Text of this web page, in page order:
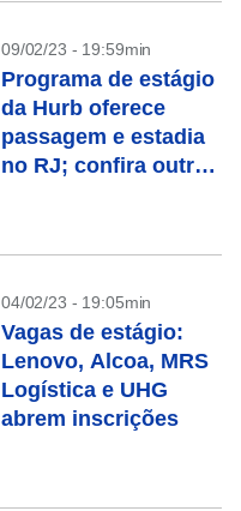
09/02/23 - 19:59min
Programa de estágio
da Hurb oferece
passagem e estadia
no RJ; confira outras
04/02/23 - 19:05min
Vagas de estágio:
Lenovo, Alcoa, MRS
Logística e UHG
abrem inscrições